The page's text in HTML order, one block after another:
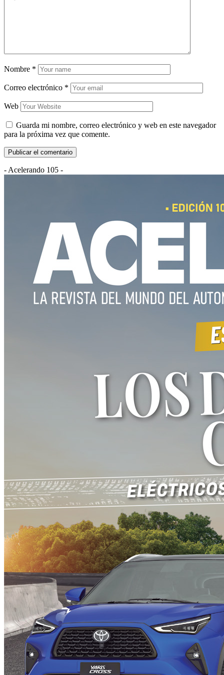
Nombre *
Correo electrónico *
Web
Guarda mi nombre, correo electrónico y web en este navegador
para la próxima vez que comente.
- Acelerando 105 -